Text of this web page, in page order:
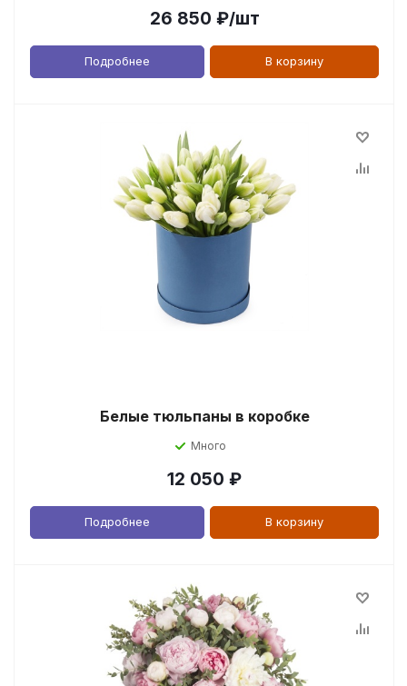
26 850 ₽/шт
Подробнее В корзину
Белые тюльпаны в коробке
Много
12 050 ₽
Подробнее В корзину